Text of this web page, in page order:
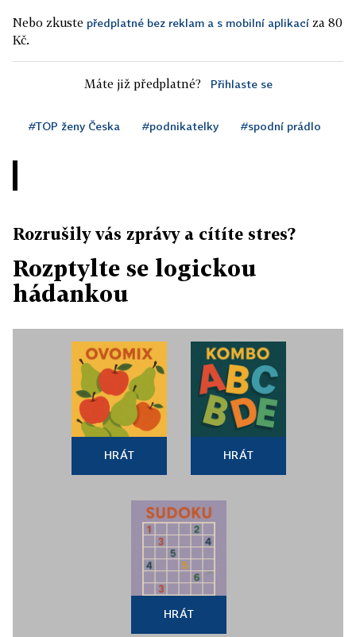
Nebo zkuste předplatné bez reklam a s mobilní aplikací za 80
Kč.
Máte již předplatné? Přihlaste se
#TOP ženy Česka #podnikatelky #spodní prádlo
Rozrušily vás zprávy a cítíte stres?
Rozptylte se logickou
hádankou
HRÁT HRÁT
HRÁT